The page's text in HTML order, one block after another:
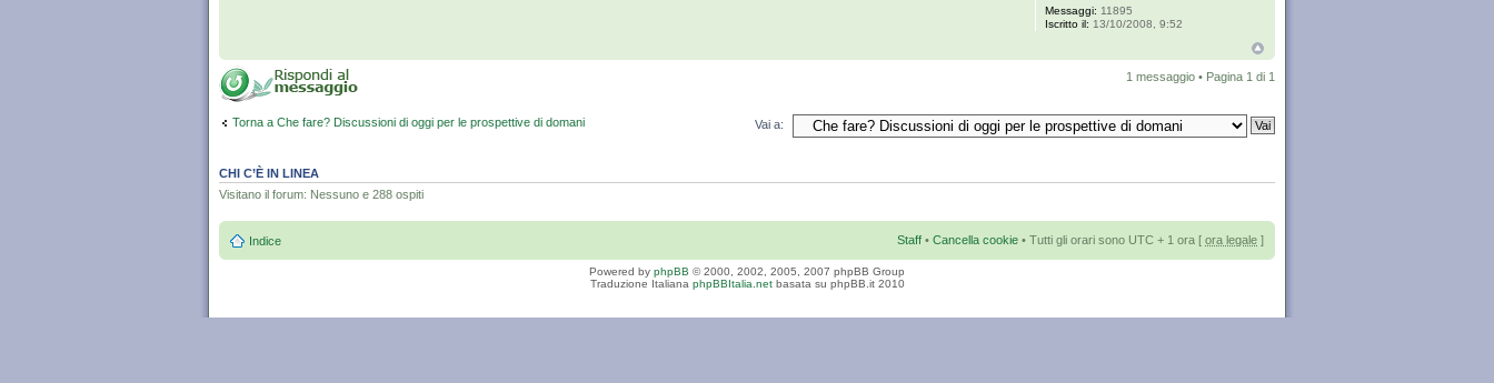
Messaggi: 11895
Iscritto il: 13/10/2008, 9:52
1 messaggio • Pagina 1 di 1
Torna a Che fare? Discussioni di oggi per le prospettive di domani Vai a:
CHI C’È IN LINEA
Visitano il forum: Nessuno e 288 ospiti
Indice Staff • Cancella cookie • Tutti gli orari sono UTC + 1 ora [ ora legale ]
Powered by phpBB © 2000, 2002, 2005, 2007 phpBB Group
Traduzione Italiana phpBBItalia.netbasata su phpBB.it 2010